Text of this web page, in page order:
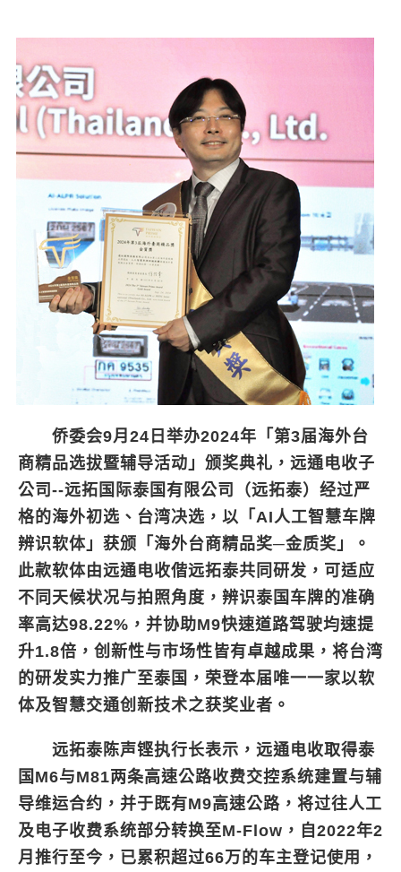
侨委会9月24日举办2024年「第3届海外台
商精品选拔暨辅导活动」颁奖典礼，远通电收子
公司--远拓国际泰国有限公司（远拓泰）经过严
格的海外初选、台湾决选，以「AI人工智慧车牌
辨识软体」获颁「海外台商精品奖─金质奖」。
此款软体由远通电收偕远拓泰共同研发，可适应
不同天候状况与拍照角度，辨识泰国车牌的准确
率高达98.22%，并协助M9快速道路驾驶均速提
升1.8倍，创新性与市场性皆有卓越成果，将台湾
的研发实力推广至泰国，荣登本届唯一一家以软
体及智慧交通创新技术之获奖业者。
远拓泰陈声铿执行长表示，远通电收取得泰
国M6与M81两条高速公路收费交控系统建置与辅
导维运合约，并于既有M9高速公路，将过往人工
及电子收费系统部分转换至M-Flow，自2022年2
月推行至今，已累积超过66万的车主登记使用，